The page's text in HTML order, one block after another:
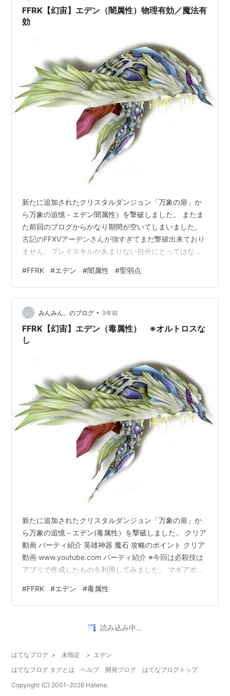
ようです。太郎さんがお手伝いの女性に私が著した街歩
きの本を見せながら、あの店のこと、この店のこと…
FFRK【幻宙】エデン（闇属性）物理有効／魔法有
効
新たに追加されたクリスタルダンジョン「万象の扉」か
ら万象の追憶－エデン闇属性）を撃破しました。 またま
た前回のブログからかなり期間が空いてしまいました。
古記のFFXVアーデンさんが強すぎてまだ撃破出来ており
ません。プレイスキルがあまりない自分にとってはなか
きたいと思います。 クリア動画 パーティ紹介 英雄神器
魔石 攻略のポイント クリア動画 ◆物理有効
www.youtube.com ◆魔法有効 www.youtube.com パー
ティ紹介 ◆物理有効 ウォル：D覚醒1、シンクロ、覚
醒、超絶、５閃技、６閃技、 デシ：覚醒２種、６閃技
（壁）…
#FFRK #エデン #闇属性 #聖弱点
みんみん。のブログ • 3年前
FFRK【幻宙】エデン（毒属性） ※オルトロスな
し
新たに追加されたクリスタルダンジョン「万象の扉」か
ら万象の追憶－エデン(毒属性）を撃破しました。 クリア
動画 パーティ紹介 英雄神器 魔石 攻略のポイント クリア
動画 www.youtube.com パーティ紹介 ※今回は必殺技は
アプリで作成したものを利用してみました。 マギアポイ
１００、攻撃２１、魔防２６ エドガー：攻撃／毒１００
ウララ：精神／HP／防御／魔防１００ マーカス：攻撃／
ダメージ３％、弱点時３％、攻撃力１０×３）を開放済
#FFRK #エデン #毒属性
ぽとりと落ちたノスタルジア • 3年前
た） ここまで清々しくするには 私の弱え実力では無理